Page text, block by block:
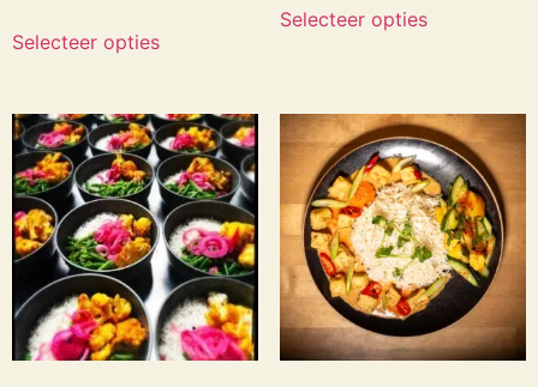
Selecteer opties
Selecteer opties